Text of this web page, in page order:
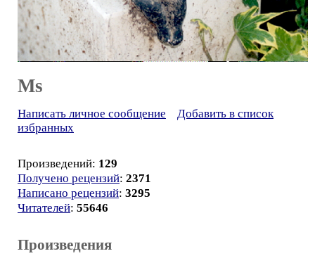
Ms
Написать личное сообщение
Добавить в список
избранных
Произведений: 129
Получено рецензий: 2371
Написано рецензий: 3295
Читателей: 55646
Произведения